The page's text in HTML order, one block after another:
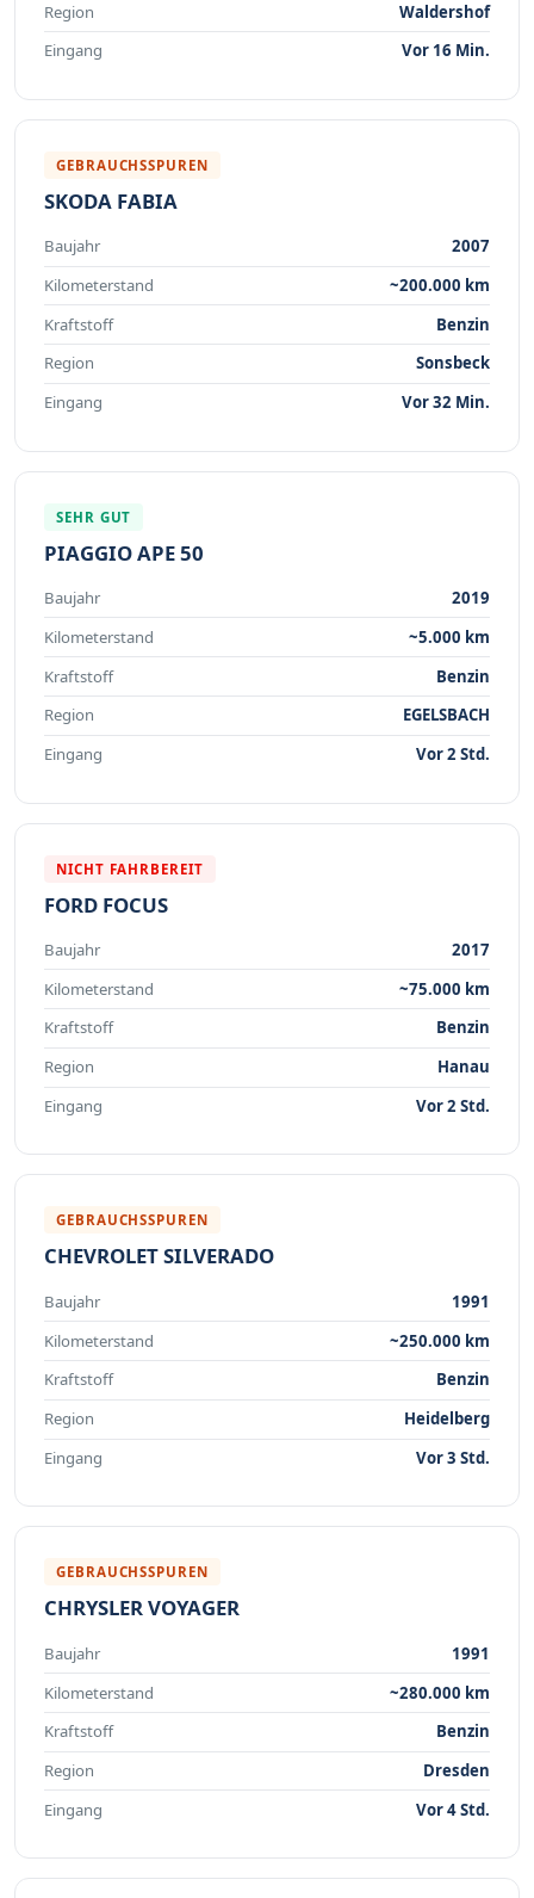
Region
Waldershof
Eingang
Vor 16 Min.
GEBRAUCHSSPUREN
SKODA FABIA
Baujahr
2007
Kilometerstand
~200.000 km
Kraftstoff
Benzin
Region
Sonsbeck
Eingang
Vor 32 Min.
SEHR GUT
PIAGGIO APE 50
Baujahr
2019
Kilometerstand
~5.000 km
Kraftstoff
Benzin
Region
EGELSBACH
Eingang
Vor 2 Std.
NICHT FAHRBEREIT
FORD FOCUS
Baujahr
2017
Kilometerstand
~75.000 km
Kraftstoff
Benzin
Region
Hanau
Eingang
Vor 2 Std.
GEBRAUCHSSPUREN
CHEVROLET SILVERADO
Baujahr
1991
Kilometerstand
~250.000 km
Kraftstoff
Benzin
Region
Heidelberg
Eingang
Vor 3 Std.
GEBRAUCHSSPUREN
CHRYSLER VOYAGER
Baujahr
1991
Kilometerstand
~280.000 km
Kraftstoff
Benzin
Region
Dresden
Eingang
Vor 4 Std.